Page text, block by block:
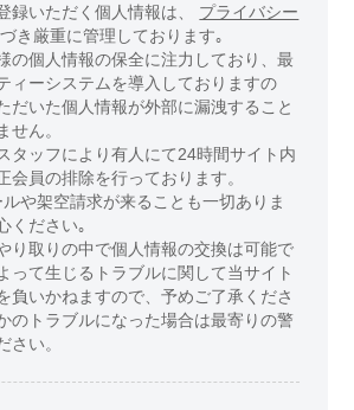
録いただく個人情報は、 プライバシー
き厳重に管理しております｡
の個人情報の保全に注力しており、最
ィーシステムを導入しておりますの
だいた個人情報が外部に漏洩すること
せん。
タッフにより有人にて24時間サイト内
会員の排除を行っております。
ルや架空請求が来ることも一切ありま
ください｡
り取りの中で個人情報の交換は可能で
って生じるトラブルに関して当サイト
負いかねますので、予めご了承くださ
のトラブルになった場合は最寄りの警
さい。